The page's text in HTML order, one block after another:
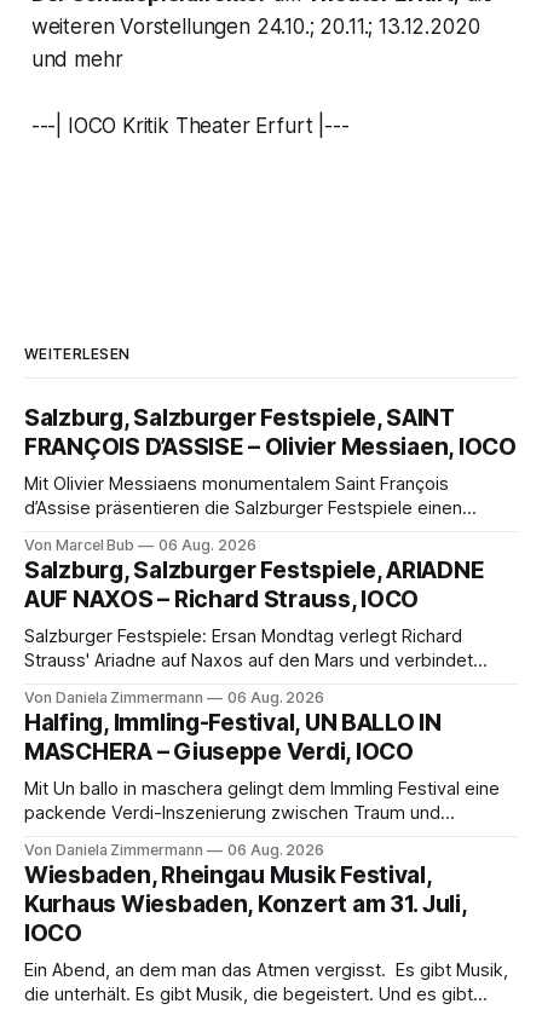
weiteren Vorstellungen 24.10.; 20.11.; 13.12.2020
und mehr
---| IOCO Kritik Theater Erfurt |---
WEITERLESEN
Salzburg, Salzburger Festspiele, SAINT
FRANÇOIS D’ASSISE – Olivier Messiaen, IOCO
Mit Olivier Messiaens monumentalem Saint François
d’Assise präsentieren die Salzburger Festspiele einen
eine bildgewaltige Inszenierung, Maxime Pascal entfaltet
die komplexe Partitur eindrucksvoll, Philippe Sly berührt als
Franziskus.
Von Marcel Bub 06 Aug. 2026
Salzburg, Salzburger Festspiele, ARIADNE
AUF NAXOS – Richard Strauss, IOCO
Salzburger Festspiele: Ersan Mondtag verlegt Richard
Strauss' Ariadne auf Naxos auf den Mars und verbindet
Aufführung mit starken Solisten und den Wiener
Philharmonikern, szenisch bleibt der zweite Akt jedoch
hinter den Erwartungen zurück.
Von Daniela Zimmermann 06 Aug. 2026
Halfing, Immling-Festival, UN BALLO IN
MASCHERA – Giuseppe Verdi, IOCO
Mit Un ballo in maschera gelingt dem Immling Festival eine
packende Verdi-Inszenierung zwischen Traum und
psychologische Tiefe mit starken Bildern, getragen von
einem spielfreudigen Ensemble und einer musikalisch
überzeugenden Gesamtleistung.
Von Daniela Zimmermann 06 Aug. 2026
Wiesbaden, Rheingau Musik Festival,
Kurhaus Wiesbaden, Konzert am 31. Juli,
IOCO
Ein Abend, an dem man das Atmen vergisst. Es gibt Musik,
die unterhält. Es gibt Musik, die begeistert. Und es gibt